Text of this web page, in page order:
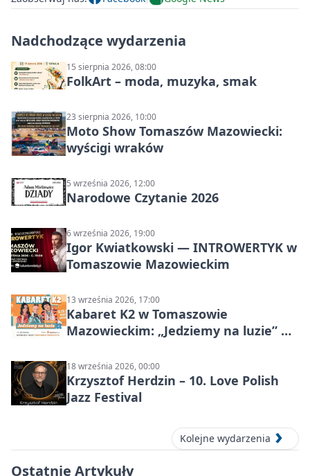
Nadchodzące wydarzenia
15 sierpnia 2026, 08:00
FolkArt – moda, muzyka, smak
23 sierpnia 2026, 10:00
Moto Show Tomaszów Mazowiecki:
wyścigi wraków
5 września 2026, 12:00
Narodowe Czytanie 2026
6 września 2026, 19:00
Igor Kwiatkowski — INTROWERTYK w
Tomaszowie Mazowieckim
13 września 2026, 17:00
Kabaret K2 w Tomaszowie
Mazowieckim: „Jedziemy na luzie” w
Społecznej
18 września 2026, 00:00
Krzysztof Herdzin – 10. Love Polish
Jazz Festival
Kolejne wydarzenia
Ostatnie Artykuły